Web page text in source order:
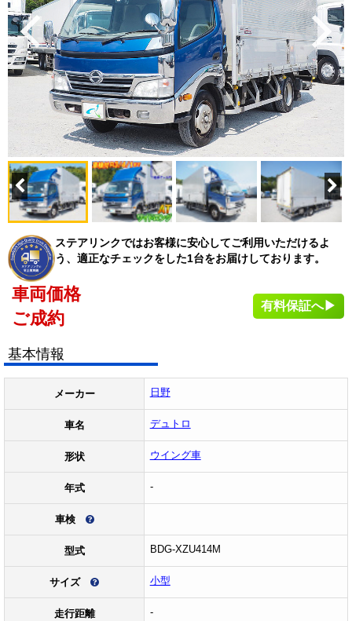
ステアリンクではお客様に安心してご利用いただけるよ
う、適正なチェックをした1台をお届けしております。
車両価格
ご成約
有料保証へ▶
基本情報
メーカー 日野
車名 デュトロ
形状 ウイング車
年式 -
車検
型式 BDG-XZU414M
サイズ 小型
走行距離 -